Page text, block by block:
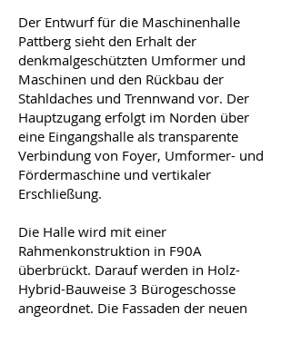
Der Entwurf für die Maschinenhalle
Pattberg sieht den Erhalt der
denkmalgeschützten Umformer und
Maschinen und den Rückbau der
Stahldaches und Trennwand vor. Der
Hauptzugang erfolgt im Norden über
eine Eingangshalle als transparente
Verbindung von Foyer, Umformer- und
Fördermaschine und vertikaler
Erschließung.
Die Halle wird mit einer
Rahmenkonstruktion in F90A
überbrückt. Darauf werden in Holz-
Hybrid-Bauweise 3 Bürogeschosse
angeordnet. Die Fassaden der neuen